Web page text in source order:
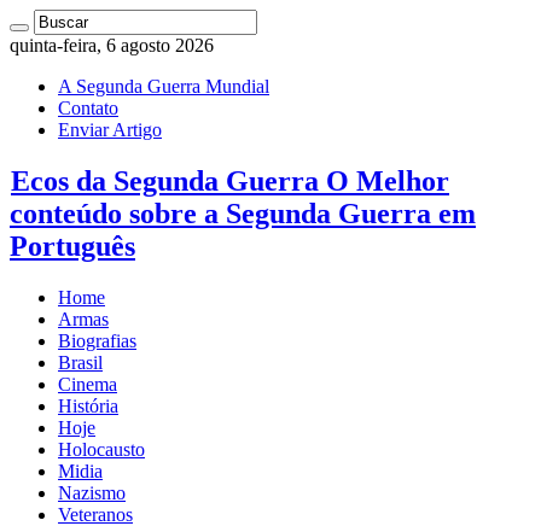
quinta-feira, 6 agosto 2026
A Segunda Guerra Mundial
Contato
Enviar Artigo
Ecos da Segunda Guerra O Melhor
conteúdo sobre a Segunda Guerra em
Português
Home
Armas
Biografias
Brasil
Cinema
História
Hoje
Holocausto
Midia
Nazismo
Veteranos